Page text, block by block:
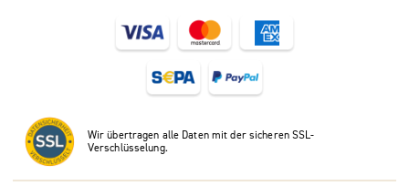
Wir übertragen alle Daten mit der sicheren SSL-
Verschlüsselung.